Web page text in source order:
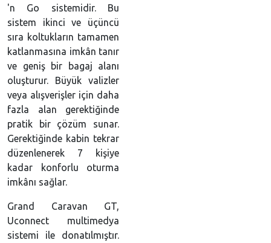
'n Go sistemidir. Bu
sistem ikinci ve üçüncü
sıra koltukların tamamen
katlanmasına imkân tanır
ve geniş bir bagaj alanı
oluşturur. Büyük valizler
veya alışverişler için daha
fazla alan gerektiğinde
pratik bir çözüm sunar.
Gerektiğinde kabin tekrar
düzenlenerek 7 kişiye
kadar konforlu oturma
imkânı sağlar.
Grand Caravan GT,
Uconnect multimedya
sistemi ile donatılmıştır.